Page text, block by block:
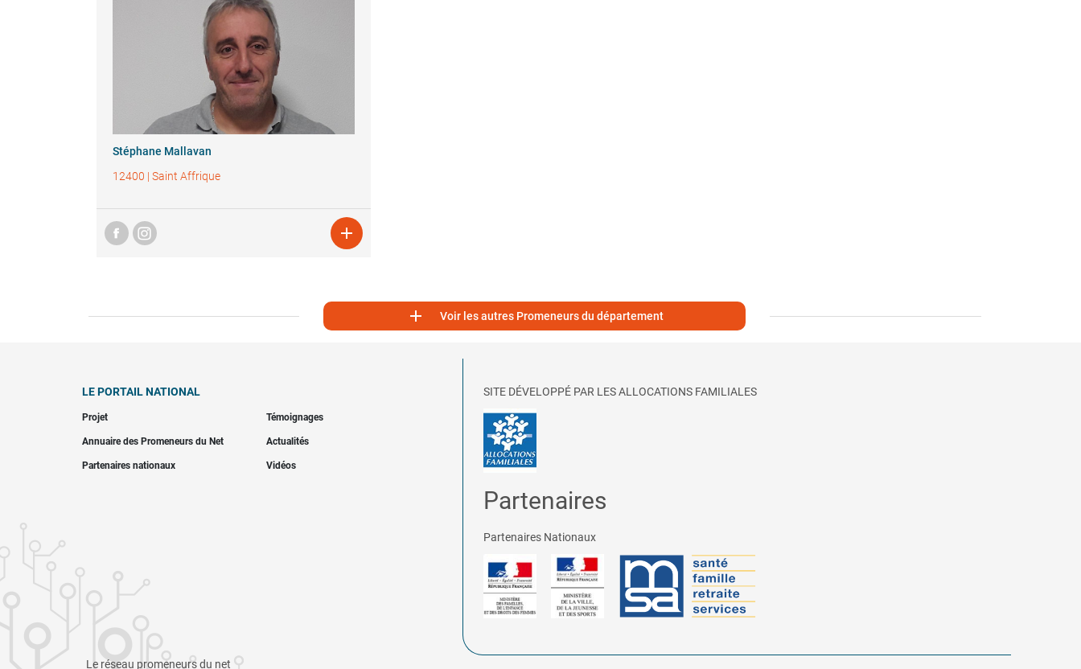
Stéphane Mallavan
12400 | Saint Affrique

 Voir les autres Promeneurs du département
LE PORTAIL NATIONAL
Projet Témoignages
Annuaire des Promeneurs du Net Actualités
Partenaires nationaux Vidéos
SITE DÉVELOPPÉ PAR LES ALLOCATIONS FAMILIALES
Partenaires
Partenaires Nationaux
Le réseau promeneurs du net